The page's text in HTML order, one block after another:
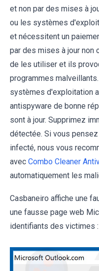
et non par des mises à
ou les systèmes
et nécessitent un
par des mises à jour
de les utiliser et ils
programmes
systèmes d'exploitation
antispyware de bonne
sont à jour. Supprimez
détectée. Si vous
infecté, nous vous
avec Combo Cleaner
automatiquement les
Casbaneiro affiche une
une fausse page web
identifiants des victimes :